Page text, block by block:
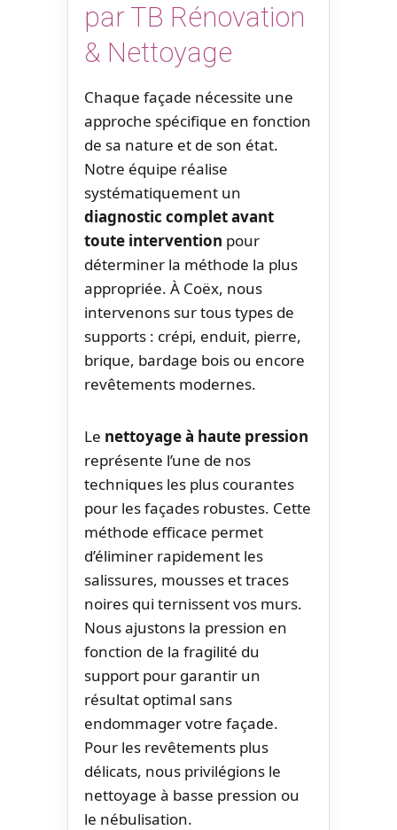
par TB Rénovation
& Nettoyage
Chaque façade nécessite une
approche spécifique en fonction
de sa nature et de son état.
Notre équipe réalise
systématiquement un
diagnostic complet avant
toute intervention pour
déterminer la méthode la plus
appropriée. À Coëx, nous
intervenons sur tous types de
supports : crépi, enduit, pierre,
brique, bardage bois ou encore
revêtements modernes.
Le nettoyage à haute pression
représente l’une de nos
techniques les plus courantes
pour les façades robustes. Cette
méthode efficace permet
d’éliminer rapidement les
salissures, mousses et traces
noires qui ternissent vos murs.
Nous ajustons la pression en
fonction de la fragilité du
support pour garantir un
résultat optimal sans
endommager votre façade.
Pour les revêtements plus
délicats, nous privilégions le
nettoyage à basse pression ou
le nébulisation.